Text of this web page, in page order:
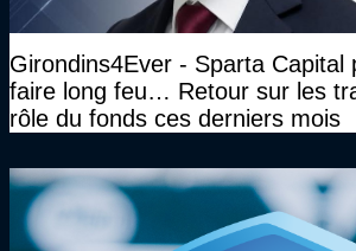
Girondins4Ever - Sparta Capital
faire long feu… Retour sur les
rôle du fonds ces derniers mois